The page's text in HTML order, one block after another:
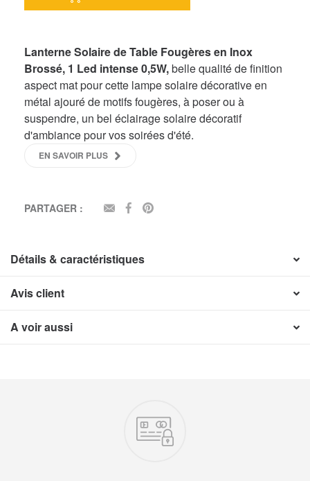
Lanterne Solaire de Table Fougères en Inox
Brossé, 1 Led intense 0,5W,belle qualité de finition
aspect mat pour cette lampe solaire décorative en
métal ajouré de motifs fougères, à poser ou à
suspendre, un bel éclairage solaire décoratif
d'ambiance pour vos soirées d'été.
EN SAVOIR PLUS
PARTAGER : EMAILFACEBOOK
Détails & caractéristiques
Avis client
A voir aussi